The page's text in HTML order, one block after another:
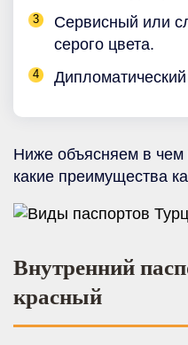
Сервисный или
серого цвета.
Дипломатический
Ниже объясняем в
какие преимущества
Внутренний
красный